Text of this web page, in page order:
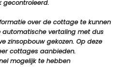
gecontroleerd.
over de cottage te kunnen
automatische vertaling met dus
zinsopbouw gekozen. Op deze
cottages aanbieden.
mogelijk te hebben